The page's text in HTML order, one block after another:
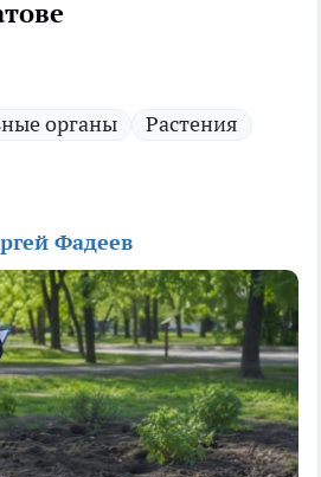
органы
Растения
Фадеев